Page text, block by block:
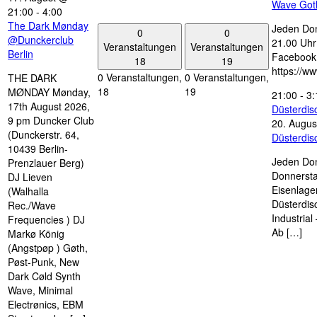
21:00 - 4:00
The Dark Mønday
@Dunckerclub
Berlin
THE DARK
MØNDAY Mønday,
17th August 2026,
9 pm Duncker Club
(Dunckerstr. 64,
10439 Berlin-
Prenzlauer Berg)
DJ Lieven
(Walhalla
Rec./Wave
Frequencies ) DJ
Markø König
(Angstpøp ) Gøth,
Pøst-Punk, New
Dark Cøld Synth
Wave, Minimal
Electrønics, EBM
0
Veranstaltungen
18
0 Veranstaltungen,
18
0
Veranstaltungen
19
0 Veranstaltungen,
19
Wave
Jeden
21.00
https://
21:00 -
20.
Jeden
Industrial
Ab […]